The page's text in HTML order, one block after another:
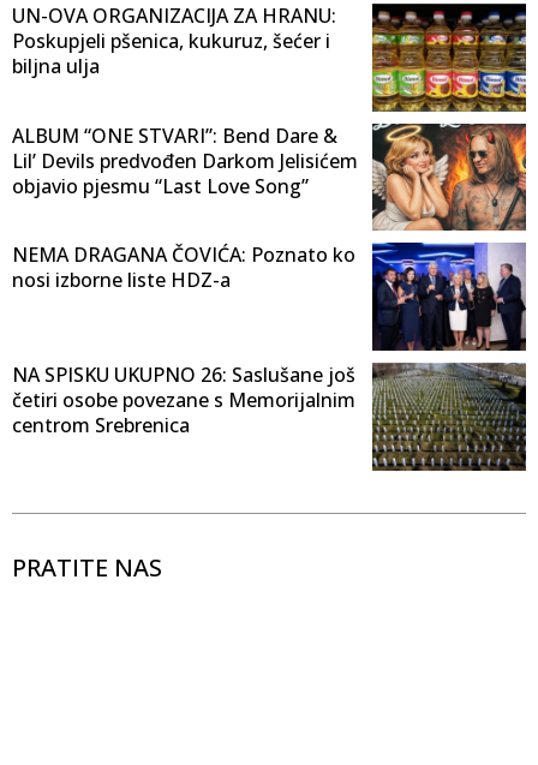
UN-OVA ORGANIZACIJA ZA HRANU:
Poskupjeli pšenica, kukuruz, šećer i
biljna ulja
ALBUM “ONE STVARI”: Bend Dare &
Lil’ Devils predvođen Darkom Jelisićem
objavio pjesmu “Last Love Song”
NEMA DRAGANA ČOVIĆA: Poznato ko
nosi izborne liste HDZ-a
NA SPISKU UKUPNO 26: Saslušane još
četiri osobe povezane s Memorijalnim
centrom Srebrenica
PRATITE NAS